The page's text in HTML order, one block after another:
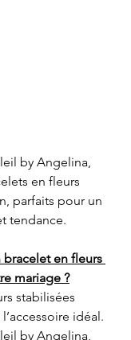
by Angelina,
en fleurs
parfaits pour un
tendance.
en fleurs
mariage ?
stabilisées
idéal.
by Angelina,